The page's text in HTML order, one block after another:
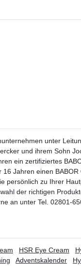
unter
und ihrem Sohn
ein zertifiziertes
16 Jahren einen BABOR
persönlich zu Ihrer
der richtigen
an unter Tel. 02801-
HSR Eye Cream
Adventskalender